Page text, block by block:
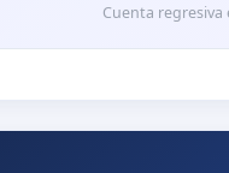
Cuenta regresiva